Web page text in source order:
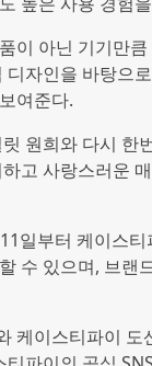
이 아닌 기기만
자인을 바탕으
여준다.
원희와 다시
고 사랑스러운
일부터 케이스
수 있으며, 브
케이스티파이